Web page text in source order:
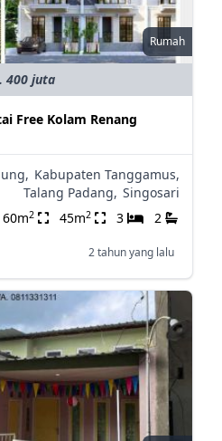
Rumah
400 juta
Free Kolam Renang
Kabupaten Tanggamus,
Talang Padang, Singosari
60m2 45m2 3 2
2 tahun yang lalu